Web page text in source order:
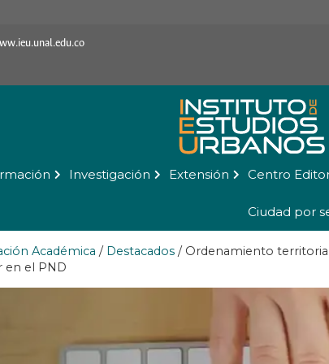
Investigación Extensión Centro
Ciudad por
Académica / Destacados / Ordenamiento
en el PND